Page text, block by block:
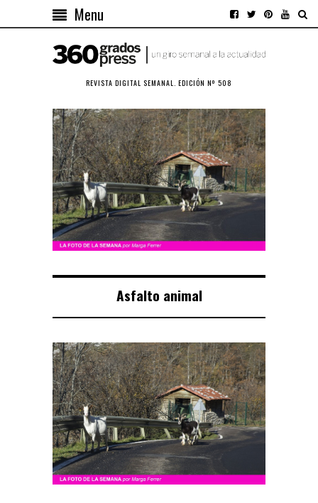
Menu
REVISTA DIGITAL SEMANAL. EDICIÓN Nº 508
Asfalto animal